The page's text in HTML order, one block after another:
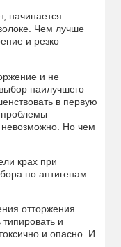
начинается
Чем лучше
и резко
и не
наилучшего
в первую
невозможно. Но чем
крах при
по антигенам
отторжения
и
и опасно. И